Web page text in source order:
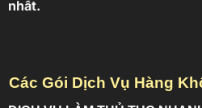
nhất.
Các Gói Dịch Vụ Hàng